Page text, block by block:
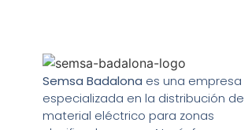
Semsa Badalona es una empresa
especializada en la distribución de
material eléctrico para zonas